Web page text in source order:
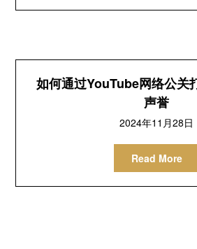
如何通过YouTube网络公关
声誉
2024年11月28日
Read More